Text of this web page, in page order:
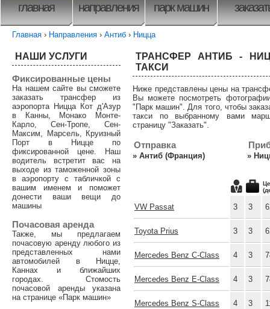
главная направления парк машин
Главная › Направления › Антиб › Ницца
ТРАНСФЕР АНТИБ -
ТАКСИ
Ниже представлены цены на
Вы можете посмотреть
"Парк машин". Для того, чтобы
такси по выбранному вами
страницу "Заказать".
Отправка
» Антиб (Франция) »
VW Passat 3 3
Toyota Prius 3 3
Mercedes Benz C-Class 4 3
Mercedes Benz E-Class 4 3
Mercedes Benz S-Class 4 3
НАШИ УСЛУГИ
Фиксированные цены
На нашем сайте вы сможете
заказать трансфер из
аэропорта Ницца Кот д'Азур
в Канны, Монако Монте-
Карло, Сен-Тропе, Сен-
Максим, Марсель, Круизный
Порт в Ницце по
фиксированной цене. Наш
водитель встретит вас на
выходе из таможенной зоны
в аэропорту с табличкой с
вашим именем и поможет
донести ваши вещи до
машины
Почасовая аренда
Также, мы предлагаем
почасовую аренду любого из
представленных нами
автомобилей в Ницце,
Каннах и ближайших
городах. Стомость
почасовой аренды указана
на странице «Парк машин»